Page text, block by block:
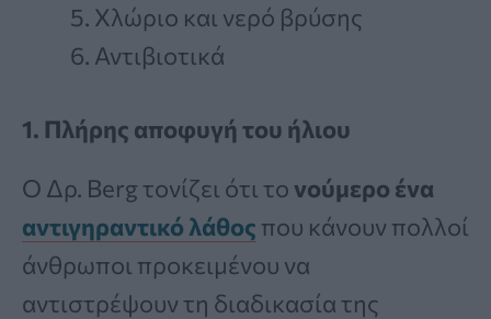
Χλώριο και νερό βρύσης
Αντιβιοτικά
1. Πλήρης αποφυγή του ήλιου
Ο Δρ. Berg τονίζει ότι τονούμερο ένα
αντιγηραντικό λάθος που κάνουν πολλοί
άνθρωποι προκειμένου να
αντιστρέψουν τη διαδικασία της